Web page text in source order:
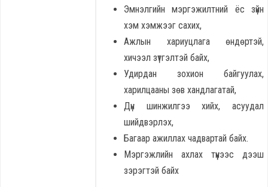
Эмнэлгийн мэргэжилтний ёс зүйн
хэм хэмжээг сахих,
Ажлын хариуцлага өндөртэй,
хичээл зүтгэлтэй байх,
Удирдан зохион байгуулах,
харилцааны зөв хандлагатай,
Дүн шинжилгээ хийх, асуудал
шийдвэрлэх,
Багаар ажиллах чадвартай байх.
Мэргэжлийн ахлах түүнээс дээш
зэрэгтэй байх